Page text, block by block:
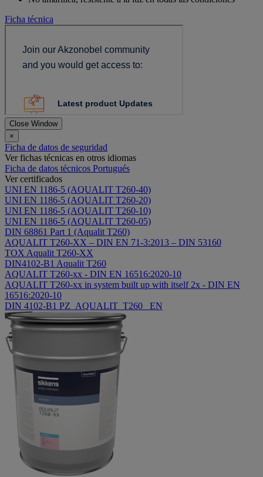
Ficha técnica
Close Window
×
Ficha de datos de seguridad
Ver fichas técnicas en otros idiomas
Ficha de datos técnicos Portugués
Ver certificados
UNI EN 1186-5 (AQUALIT T260-40)
UNI EN 1186-5 (AQUALIT T260-20)
UNI EN 1186-5 (AQUALIT T260-10)
UNI EN 1186-5 (AQUALIT T260-05)
DIN 68861 Part 1 (Aqualit T260)
AQUALIT T260-XX – DIN EN 71-3:2013 – DIN 53160
TOX Aqualit T260-XX
DIN4102-B1 Aqualit T260
AQUALIT T260-xx - DIN EN 16516:2020-10
AQUALIT T260-xx in system built up with itself 2x - DIN EN
16516:2020-10
DIN 4102-B1 PZ_AQUALIT_T260 _EN